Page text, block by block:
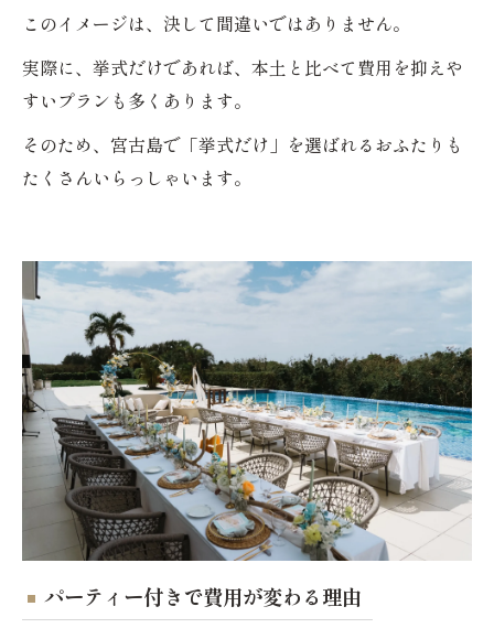
このイメージは、決して間違いではありません。
実際に、挙式だけであれば、本土と比べて費用を抑えや
すいプランも多くあります。
そのため、宮古島で「挙式だけ」を選ばれるおふたりも
たくさんいらっしゃいます。
パーティー付きで費用が変わる理由